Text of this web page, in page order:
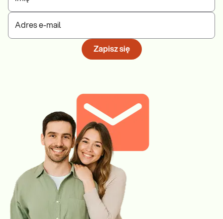
Adres e-mail
Zapisz się